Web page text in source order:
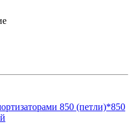
850 (петли)*850